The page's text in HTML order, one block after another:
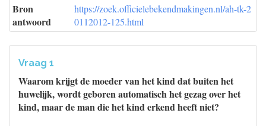
Bron
antwoord
https://zoek.officielebekendmakingen.nl/ah-tk-2
0112012-125.html
Vraag 1
Waarom krijgt de moeder van het kind dat buiten het
huwelijk, wordt geboren automatisch het gezag over het
kind, maar de man die het kind erkend heeft niet?